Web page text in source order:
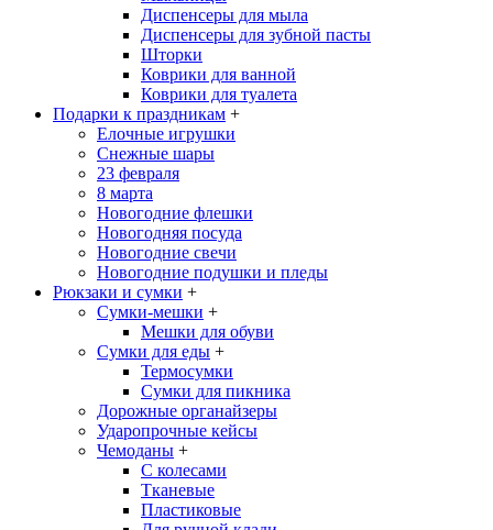
Диспенсеры для мыла
Диспенсеры для зубной пасты
Шторки
Коврики для ванной
Коврики для туалета
Подарки к праздникам +
Елочные игрушки
Снежные шары
23 февраля
8 марта
Новогодние флешки
Новогодняя посуда
Новогодние свечи
Новогодние подушки и пледы
Рюкзаки и сумки +
Сумки-мешки +
Мешки для обуви
Сумки для еды +
Термосумки
Сумки для пикника
Дорожные органайзеры
Ударопрочные кейсы
Чемоданы +
С колесами
Тканевые
Пластиковые